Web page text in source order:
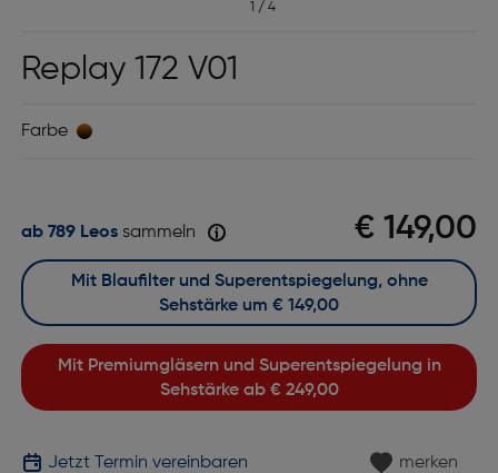
1 / 4
Replay 172 V01
Farbe
€ 149,00
ab 789 Leossammeln
Mit Premiumgläsern und Superentspiegelung in
Sehstärke ab € 249,00
Mit Blaufilter und Superentspiegelung, ohne
Sehstärke um € 149,00
Jetzt Termin vereinbaren merken